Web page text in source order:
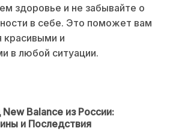
здоровье и не забывайте о
в себе. Это поможет вам
красивыми и
в любой ситуации.
Balance из России:
и Последствия